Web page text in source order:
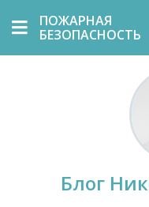
ПОЖАРНАЯ
БЕЗОПАСНОСТЬ
Блог